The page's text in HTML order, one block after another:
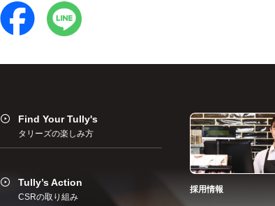
Find Your Tully's
タリーズの楽しみ方
Tully’s Action
CSRの取り組み
採用情報